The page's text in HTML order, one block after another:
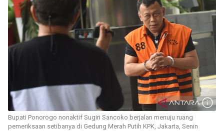
Bupati Ponorogo nonaktif Sugiri Sancoko berjalan menuju ruang
pemeriksaan setibanya di Gedung Merah Putih KPK, Jakarta, Senin